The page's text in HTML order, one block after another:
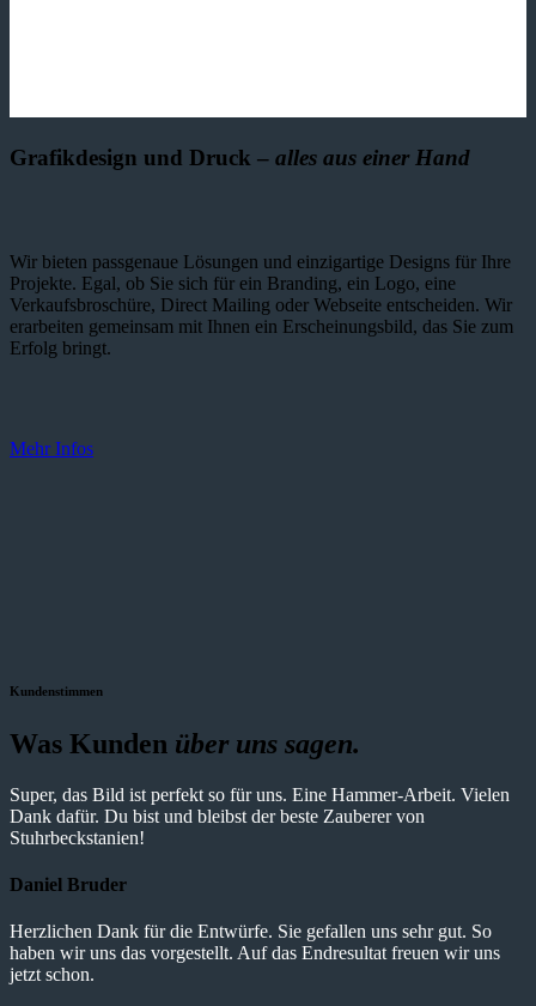
Grafikdesign und Druck – alles aus einer Hand
Wir bieten passgenaue Lösungen und einzig­artige Designs für Ihre
Projekte. Egal, ob Sie sich für ein Branding, ein Logo, eine
Verkaufsbroschüre, Direct Mailing oder Webseite entscheiden. Wir
erarbeiten gemeinsam mit Ihnen ein Erscheinungsbild, das Sie zum
Erfolg bringt.
Mehr Infos
Kundenstimmen
Was Kunden über uns sagen.
Super, das Bild ist perfekt so für uns. Eine Hammer-Arbeit. Vielen
Dank dafür. Du bist und bleibst der beste Zauberer von
Stuhrbeckstanien!
Daniel Bruder
Herzlichen Dank für die Entwürfe. Sie gefallen uns sehr gut. So
haben wir uns das vorgestellt. Auf das Endresultat freuen wir uns
jetzt schon.